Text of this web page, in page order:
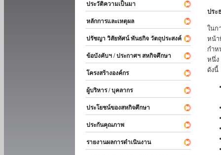
ประวัติความเป็นมา
หลักการและเหตุผล
ปรัชญา วิสัยทัศน์ พันธกิจ วัตถุประสงค์
ข้อบังคับฯ / ประกาศฯ สหกิจศึกษา
โครงสร้างองค์กร
ผู้บริหาร / บุคลากร
ประโยชน์ของสหกิจศึกษา
ประกันคุณภาพ
รายงานผลการดำเนินงาน
ประ
ในก
หน้า
กำห
หนึ่ง
ดังนี้